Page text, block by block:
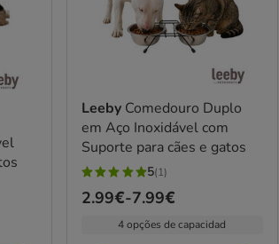
Leeby Comedouro Duplo
em Aço Inoxidável com
Suporte para cães e gatos
5
estrelas
5(1)
Preço
2.99€-7.99€
4 opções de capacidad